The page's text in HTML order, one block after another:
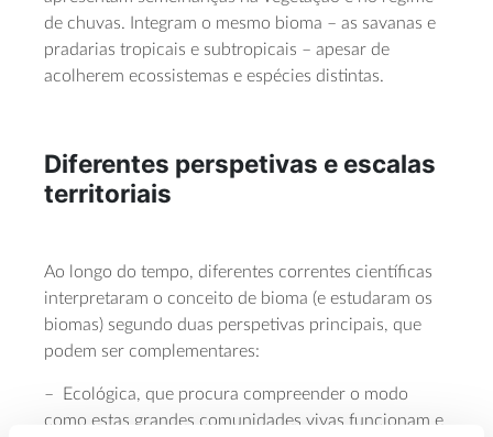
de chuvas. Integram o mesmo bioma – as savanas e
pradarias tropicais e subtropicais – apesar de
acolherem ecossistemas e espécies distintas.
Diferentes perspetivas e escalas
territoriais
Ao longo do tempo, diferentes correntes científicas
interpretaram o conceito de bioma (e estudaram os
biomas) segundo duas perspetivas principais, que
podem ser complementares:
– Ecológica, que procura compreender o modo
como estas grandes comunidades vivas funcionam e